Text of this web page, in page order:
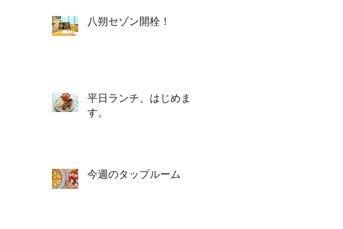
八朔セゾン開栓！
平日ランチ、はじめま
す。
今週のタップルーム